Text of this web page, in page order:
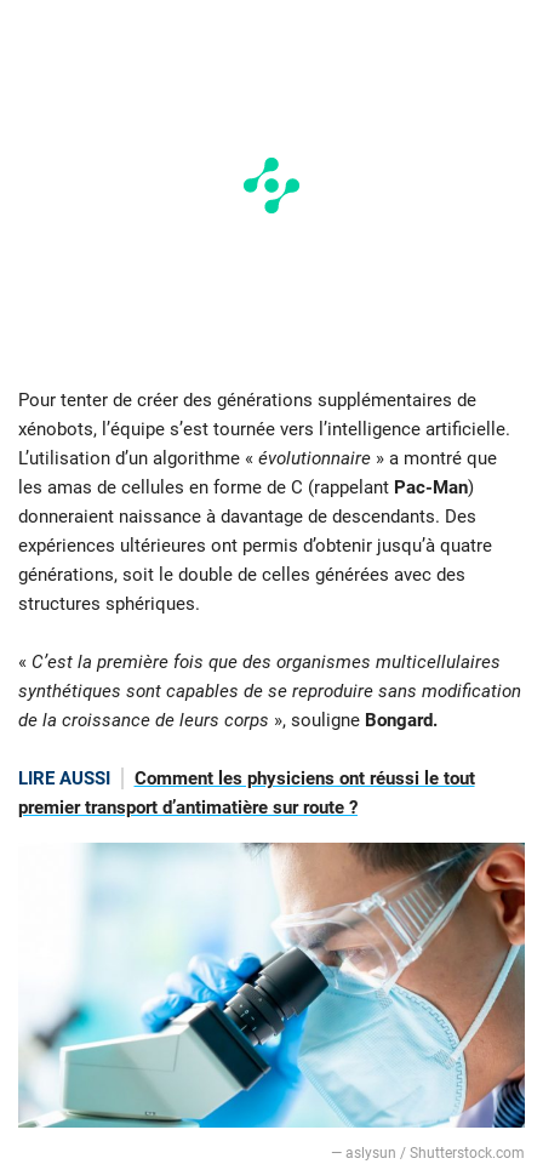
Pour tenter de créer des générations supplémentaires de
xénobots, l’équipe s’est tournée vers l’intelligence artificielle.
L’utilisation d’un algorithme « évolutionnaire » a montré que
les amas de cellules en forme de C (rappelant Pac-Man)
donneraient naissance à davantage de descendants. Des
expériences ultérieures ont permis d’obtenir jusqu’à quatre
générations, soit le double de celles générées avec des
structures sphériques.
« C’est la première fois que des organismes multicellulaires
synthétiques sont capables de se reproduire sans modification
de la croissance de leurs corps », souligne Bongard.
LIRE AUSSI
Comment les physiciens ont réussi le tout
premier transport d’antimatière sur route ?
— aslysun / Shutterstock.com